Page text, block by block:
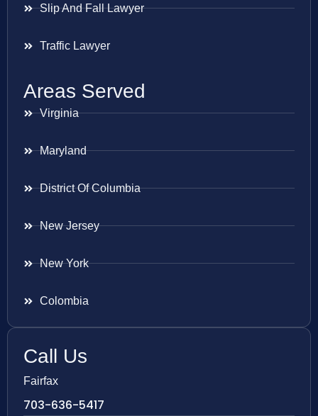
Slip And Fall Lawyer
Traffic Lawyer
Areas Served
Virginia
Maryland
District Of Columbia
New Jersey
New York
Colombia
Call Us
Fairfax
703-636-5417